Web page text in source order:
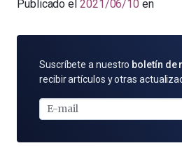
Publicado el 2021/06/10 en
SUSCRÍBETE
POR
MAIL
Suscríbete a nuestro boletín de
recibir artículos y otras